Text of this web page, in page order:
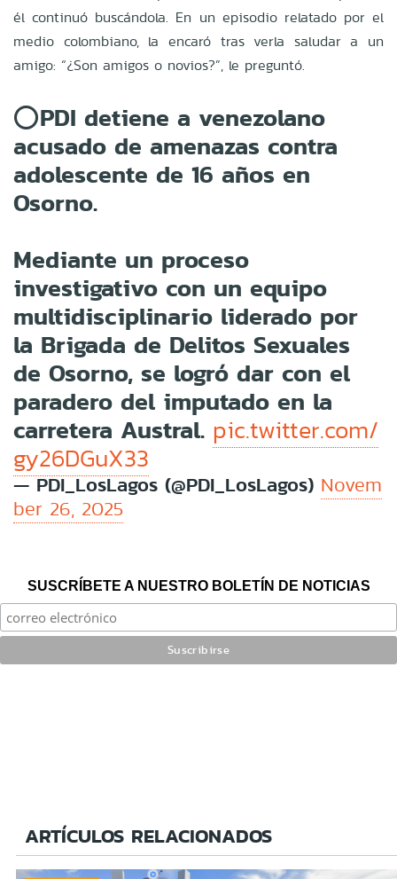
él continuó buscándola. En un episodio relatado por el
medio colombiano, la encaró tras verla saludar a un
amigo: “¿Son amigos o novios?”, le preguntó.
⭕️PDI detiene a venezolano
acusado de amenazas contra
adolescente de 16 años en
Osorno.
Mediante un proceso
investigativo con un equipo
multidisciplinario liderado por
la Brigada de Delitos Sexuales
de Osorno, se logró dar con el
paradero del imputado en la
carretera Austral. pic.twitter.com/
gy26DGuX33
— PDI_LosLagos (@PDI_LosLagos) Novem
ber 26, 2025
SUSCRÍBETE A NUESTRO BOLETÍN DE NOTICIAS
ARTÍCULOS RELACIONADOS